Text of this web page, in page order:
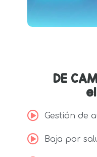
DE
Gestión de
Baja por